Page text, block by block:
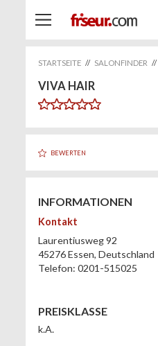
STARTSEITE // SALONFINDER //
VIVA HAIR
BEWERTEN
INFORMATIONEN
Kontakt
Laurentiusweg 92
45276Essen, Deutschland
Telefon: 0201-515025
PREISKLASSE
k.A.